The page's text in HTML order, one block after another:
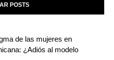
POSTS
de las mujeres en
¿Adiós al modelo